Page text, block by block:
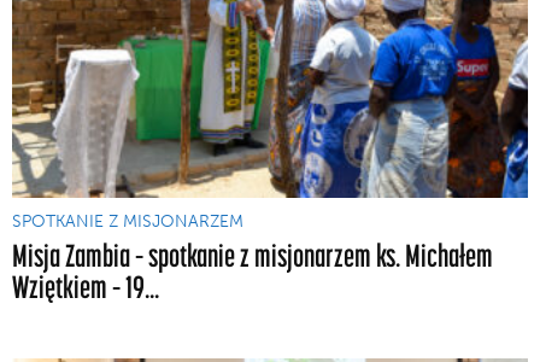
SPOTKANIE Z MISJONARZEM
Misja Zambia – spotkanie z misjonarzem ks. Michałem
Wziętkiem – 19...